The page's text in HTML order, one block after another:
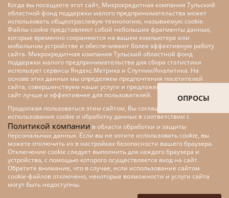
Меры поддержки малого и
среднего предпринимательства
ОПРОСЫ
Когда вы посещаете этот сайт, Микрокредитная компания Тульский
областной фонд поддержки малого предпринимательства может
использовать общеотраслевую технологию, называемую cookie.
Файлы cookie представляют собой небольшие фрагменты данных,
которые временно сохраняются на вашем компьютере или
мобильном устройстве и обеспечивают более эффективную работу
сайта. Микрокредитная компания Тульский областной фонд
поддержки малого предпринимательства для сбора статистики
использует сервисы Яндекс.Метрика и Спутник/Аналитика. На
основе этих данных мы определяем предпочтения посетителей
сайта, совершенствуем наши услуги и предложения, делаем наш
сайт лучше и эффективнее для пользователей.
Продолжая пользоваться этим сайтом, Вы соглашаетесь на
использование cookie и обработку данных в соответствии с
Политикой компании в области обработки и защиты
персональных данных. Если вы не хотите использовать cookie, вы
можете отключить их в настройках безопасности вашего браузера.
Отключение cookie следует выполнить для каждого браузера и
устройства, с помощью которого осуществляется вход на сайт.
Обратите внимание, что в случае, если использование сайтом
cookie-файлов отключено, некоторые возможности и услуги сайта
могут быть недоступны.